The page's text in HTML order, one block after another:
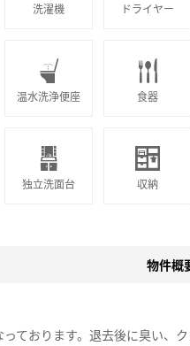
洗濯機 ドライヤー
温水洗浄便座 食器
独立洗面台 収納
物件概
ております。退去後に臭い、